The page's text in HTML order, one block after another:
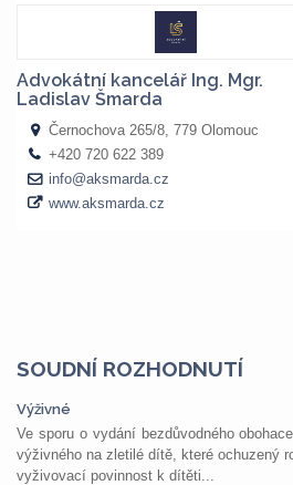
SOUDNÍ ROZHODNUTÍ
Výživné
Ve sporu o vydání bezdůvodného
výživného na zletilé dítě, které ochuzený
vyživovací povinnost k dítěti...